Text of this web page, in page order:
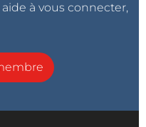
à vous connecter,